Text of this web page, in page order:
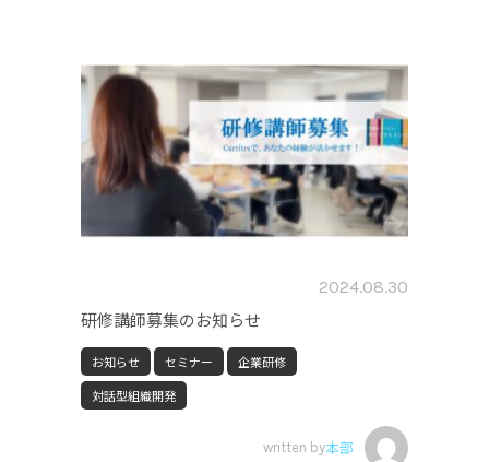
2024.08.30
研修講師募集のお知らせ
お知らせ セミナー 企業研修
対話型組織開発
written by本部